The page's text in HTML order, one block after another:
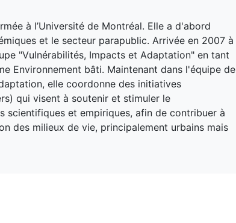
à l’Université de Montréal. Elle a d'abord
et le secteur parapublic. Arrivée en 2007 à
"Vulnérabilités, Impacts et Adaptation" en tant
Environnement bâti. Maintenant dans l'équipe de
elle coordonne des initiatives
qui visent à soutenir et stimuler le
scientifiques et empiriques, afin de contribuer à
des milieux de vie, principalement urbains mais